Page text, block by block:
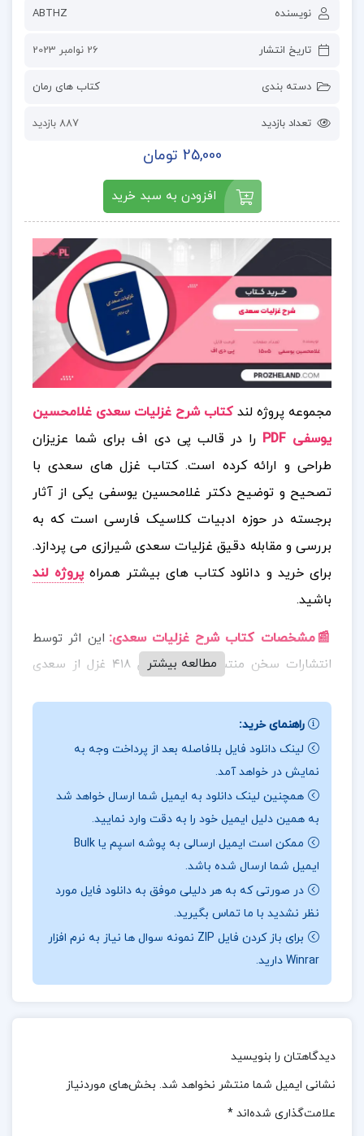
نویسنده ABTHZ
تاریخ انتشار 26 نوامبر 2023
دسته بندی کتاب های رمان
تعداد بازدید 887 بازدید
25,000 تومان
افزودن به سبد خرید
مجموعه پروژه لندکتاب شرح غزلیات سعدی غلامحسین
یوسفی PDF
را در قالب پی دی اف برای شما عزیزان
طراحی و ارائه کرده است. کتاب غزل های سعدی با
تصحیح و توضیح دکتر غلامحسین یوسفی یکی از آثار
برجسته در حوزه ادبیات کلاسیک فارسی است که به
بررسی و مقابله دقیق غزلیات سعدی شیرازی می پردازد.
برای خرید و دانلود کتاب های بیشتر همراهپروژه لند
باشید.
📰مشخصات کتاب شرح غزلیات سعدی: این اثر توسط
انتشارات سخن منتشر شده و شامل ۴۱۸ غزل از سعدی
بررسی و تصحیح شده اند. این اثر نه تنها برای علاقه
مندان به شعر سعدی، بلکه برای پژوهشگران ادبیات
فارسی نیز منبعی ارزشمند به شمار می رود.
📖بخشی از کتاب شرح غزلیات سعدی:
این دکتر یوسفی،
ادیب و پژوهشگر برجسته، پیش تر آثار مهمی چون
گلستان و بوستان سعدی را نیز تصحیح کرده بود. در این
کتاب، علاوه بر متن غزل ها، بخش هایی شامل گفتاری
درباره غزل سعدی، شرح نسخه بدل ها، و فهرست الفبایی
غزل ها بر اساس قافیه نیز آمده است.
کتاب غزلیات سعدی
شرح غزلیات سعدی خرید
مطالعه بیشتر
راهنمای خرید:
لینک دانلود فایل بلافاصله بعد از پرداخت وجه به
نمایش در خواهد آمد.
همچنین لینک دانلود به ایمیل شما ارسال خواهد شد
به همین دلیل ایمیل خود را به دقت وارد نمایید.
ممکن است ایمیل ارسالی به پوشه اسپم یا Bulk
ایمیل شما ارسال شده باشد.
در صورتی که به هر دلیلی موفق به دانلود فایل مورد
نظر نشدید با ما تماس بگیرید.
برای باز کردن فایل ZIP نمونه سوال ها نیاز به نرم افزار
Winrar دارید.
دیدگاهتان را بنویسید
نشانی ایمیل شما منتشر نخواهد شد. بخش‌های موردنیاز
علامت‌گذاری شده‌اند *